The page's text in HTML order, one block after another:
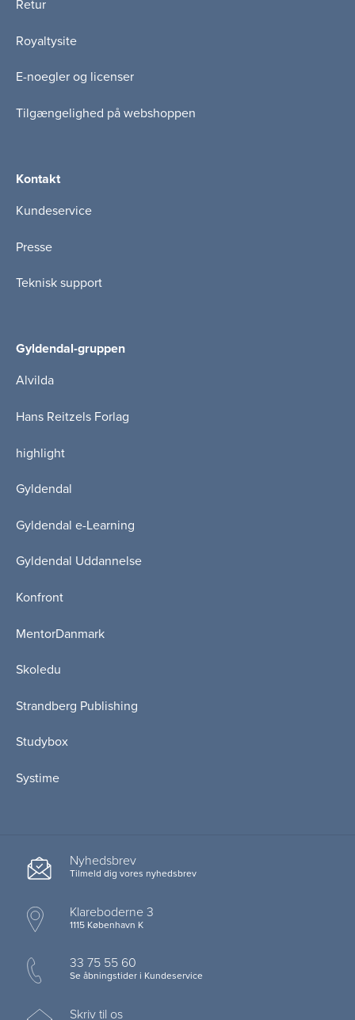
Retur
Royaltysite
E-noegler og licenser
Tilgængelighed på webshoppen
Kontakt
Kundeservice
Presse
Teknisk support
Gyldendal-gruppen
Alvilda
Hans Reitzels Forlag
highlight
Gyldendal
Gyldendal e-Learning
Gyldendal Uddannelse
Konfront
MentorDanmark
Skoledu
Strandberg Publishing
Studybox
Systime
Nyhedsbrev
Tilmeld dig vores nyhedsbrev
Klareboderne 3
1115 København K
33 75 55 60
Se åbningstider i Kundeservice
Skriv til os